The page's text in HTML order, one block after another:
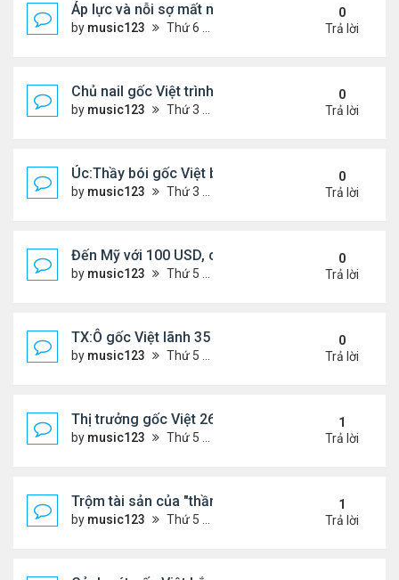
Áp lực và nỗi sợ mất nhà của người cao niên gốc
by music123 Thứ 6 Tháng 12 05, 2025 7:33 pm
0
Trả lời
Chủ nail gốc Việt trình diện ICE, và bị trục xuất
by music123 Thứ 3 Tháng 11 18, 2025 5:25 pm
0
Trả lời
Úc:Thầy bói gốc Việt bị bắt vì lừa đảo 70 triệu USD
by music123 Thứ 3 Tháng 11 18, 2025 5:18 pm
0
Trả lời
Đến Mỹ với 100 USD, cô gái Việt sở hữu 3 nhà
by music123 Thứ 5 Tháng 11 13, 2025 2:48 pm
0
Trả lời
TX:Ô gốc Việt lãnh 35 năm tù vì xâm hại tình dục
by music123 Thứ 5 Tháng 11 13, 2025 2:41 pm
0
Trả lời
Thị trưởng gốc Việt 26t bị truy tố
by music123 Thứ 5 Tháng 11 13, 2025 2:34 pm
1
Trả lời
Trộm tài sản của "thần bài" gốc Việt,lĩnh 13 năm tù
by music123 Thứ 5 Tháng 11 13, 2025 2:25 pm
1
Trả lời